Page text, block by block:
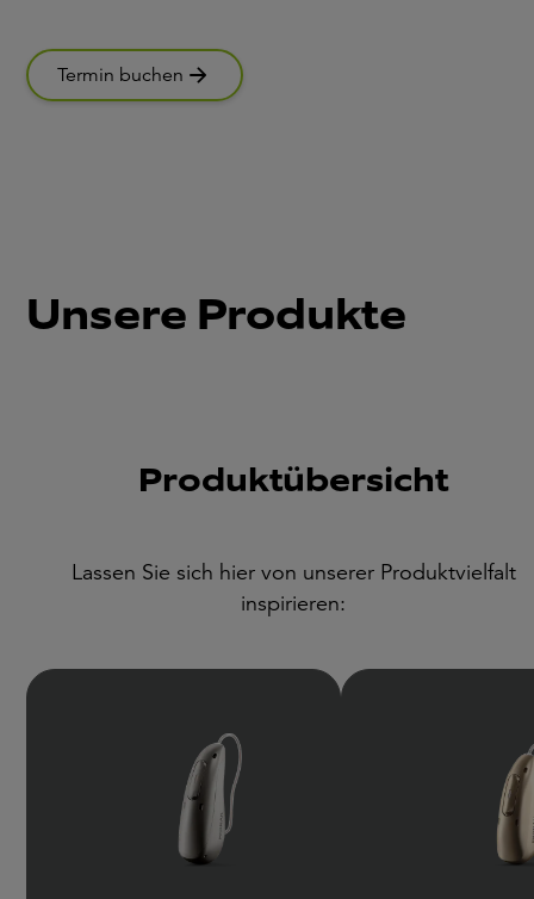
Termin buchen
Unsere Produkte
Produktübersicht
Lassen Sie sich hier von unserer Produktvielfalt
inspirieren: